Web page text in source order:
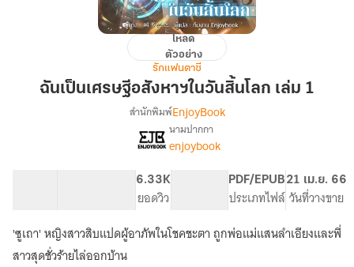
เศรษฐี
1
โหลด
ตัวอย่าง
รักแฟนตาซี
ฉันเป็นเศรษฐีอสังหาฯในวันสิ้นโลก เล่ม 1
เรื่อง [จบ]
ฉัน
ใน
สำนักพิมพ์EnjoyBook
นามปากกา
enjoybook
6.33K
ยอดวิว
PDF/EPUB
ประเภทไฟล์
21 เม.ย. 66
วันที่วางขาย
'ซูเถา' หญิงสาวสิบแปดผู้อาภัพในโชคชะตา ถูกพ่อแม่แสนลำเอียงและพี่
สาวสุดชั่วร้ายไล่ออกบ้าน